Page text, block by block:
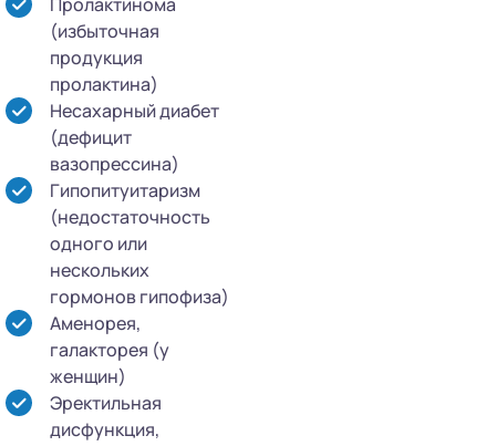
(избыточная
продукция
пролактина)
Несахарный диабет
(дефицит
вазопрессина)
Гипопитуитаризм
(недостаточность
одного или
нескольких
гормонов гипофиза)
Аменорея,
галакторея (у
женщин)
Эректильная
дисфункция,